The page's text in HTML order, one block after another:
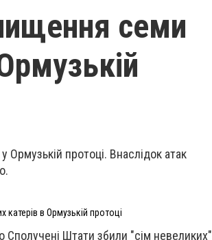
семи
Ормузькій протоці. Внаслідок атак
в Ормузькій протоці
Штати збили "сім невеликих"